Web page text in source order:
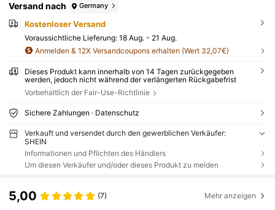
Versand nach Germany
Kostenloser Versand
Voraussichtliche Lieferung: 18 Aug. - 21 Aug.
Anmelden & 12X Versandcoupons erhalten (Wert 32,07€)
Dieses Produkt kann innerhalb von 14 Tagen zurückgegeben
werden, jedoch nicht während der verlängerten Rückgabefrist
Vorbehaltlich der Fair-Use-Richtlinie
Sichere Zahlungen · Datenschutz
Verkauft und versendet durch den gewerblichen Verkäufer:
SHEIN
Informationen und Pflichten des Händlers
Um diesen Verkäufer und/oder dieses Produkt zu melden
5,00 (7) Mehr anzeigen